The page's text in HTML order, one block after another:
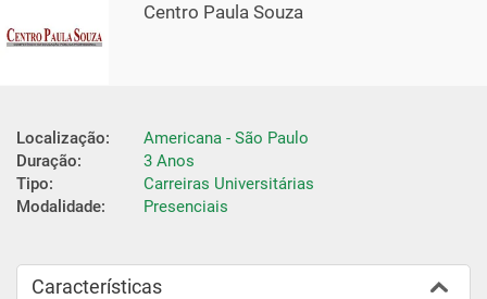
Centro Paula Souza
Localização:
Americana - São Paulo
Duração:
3 Anos
Tipo:
Carreiras Universitárias
Modalidade:
Presenciais
Características